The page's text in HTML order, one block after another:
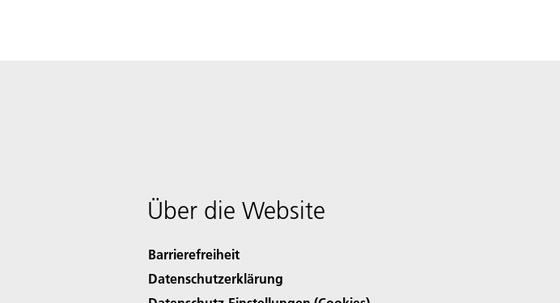
Über die Website
Barrierefreiheit
Datenschutzerklärung